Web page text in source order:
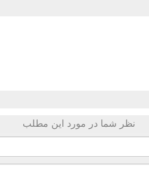
نظر شما در مورد این مطلب